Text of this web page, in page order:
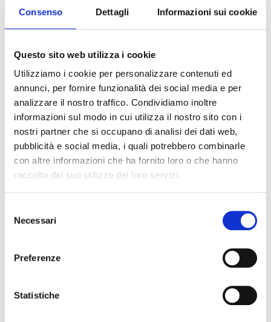
Consenso Dettagli Informazioni sui cookie
Questo sito web utilizza i cookie
Utilizziamo i cookie per personalizzare contenuti ed
annunci, per fornire funzionalità dei social media e per
analizzare il nostro traffico. Condividiamo inoltre
informazioni sul modo in cui utilizza il nostro sito con i
nostri partner che si occupano di analisi dei dati web,
pubblicità e social media, i quali potrebbero combinarle
con altre informazioni che ha fornito loro o che hanno
raccolto dal suo utilizzo dei loro servizi.
delNecessari
Preferenze
Statistiche
Retribuzione commisurata all’esperienza e alla
seniority;
Se sei una persona motivata e desideri entrare a far
parte di una solida realtà con respiro internazionale,
inviaci la tua candidatura.
Nome
Cognome